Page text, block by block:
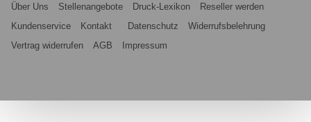
Über Uns Stellenangebote Druck-Lexikon
Reseller werden
Kundenservice
Kontakt Datenschutz
Widerrufsbelehrung
Vertrag widerrufen
AGB Impressum